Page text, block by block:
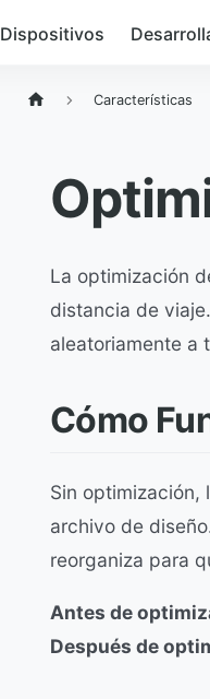
Dispositivos
Características
La optimización
distancia de
aleatoriamente a
Cómo
Sin optimización,
archivo de
reorganiza para
Antes de
Después de